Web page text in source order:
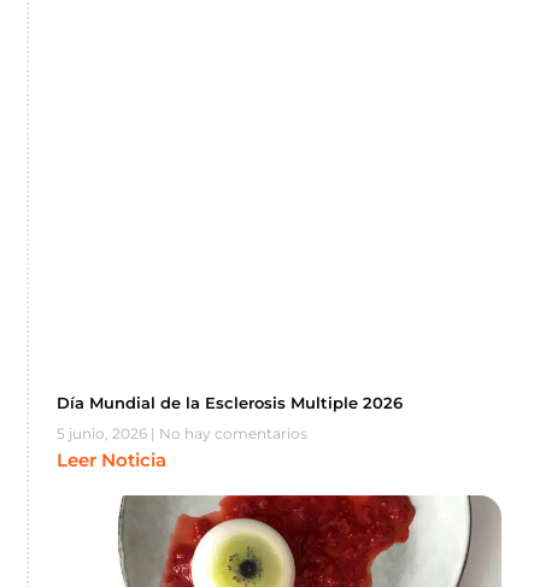
Día Mundial de la Esclerosis Multiple 2026
5 junio, 2026 No hay comentarios
Leer Noticia